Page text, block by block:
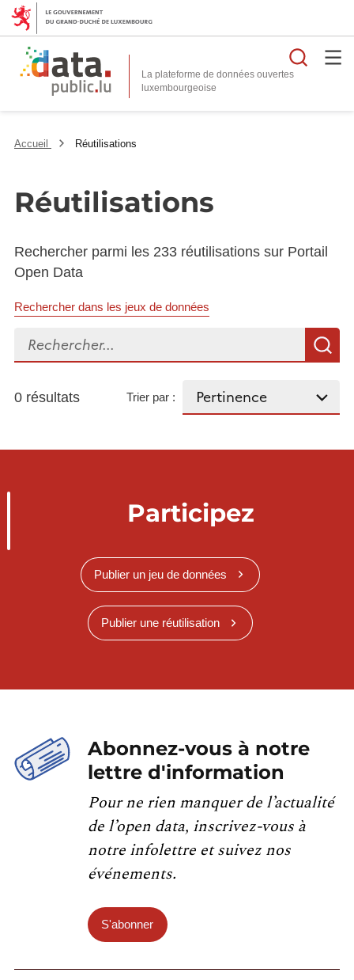
La plateforme de données ouvertes
Accueil Réutilisations
Réutilisations
Rechercher parmi les 233 réutilisations sur Portail
Open Data
Rechercher dans les jeux de données
Rechercher...
0 résultats Trier par :
Participez
Publier un jeu de données
Publier une réutilisation
Abonnez-vous à notre
lettre d'information
Pour ne rien manquer de l’actualité
de l’open data, inscrivez-vous à
notre infolettre et suivez nos
événements.
S'abonner